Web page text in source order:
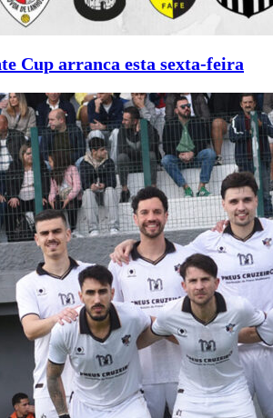
Cup arranca esta sexta-feira